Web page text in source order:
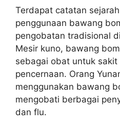
Terdapat catatan
penggunaan bawang
pengobatan tradisional
Mesir kuno, bawang
sebagai obat untuk
pencernaan. Orang
menggunakan bawang
mengobati berbagai
dan flu.